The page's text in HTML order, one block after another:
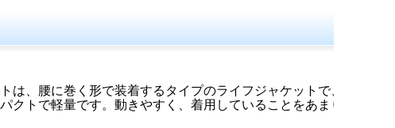
は、腰に巻く形で装着するタイプのライフジャケットで、
クトで軽量です。動きやすく、着用していることをあまり